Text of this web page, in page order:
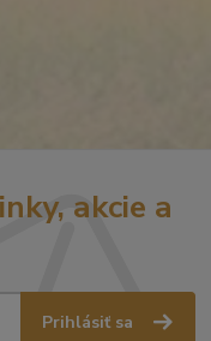
akcie a
Prihlásiť sa